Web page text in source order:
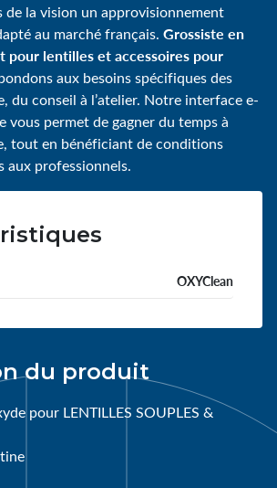
de la vision un approvisionnement
au marché français. Grossiste en
pour lentilles et accessoires pour
aux besoins spécifiques des
du conseil à l’atelier. Notre interface e-
vous permet de gagner du temps à
tout en bénéficiant de conditions
aux professionnels.
OXYClean
du produit
pour LENTILLES SOUPLES &